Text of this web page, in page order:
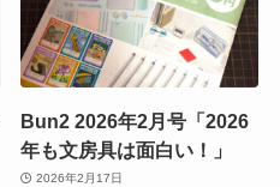
Bun2 2026年2月号「2026
年も文房具は面白い！」
2026年2月17日